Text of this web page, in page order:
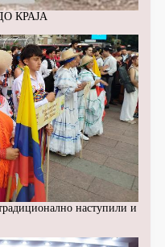
КРАЈА
наступили и